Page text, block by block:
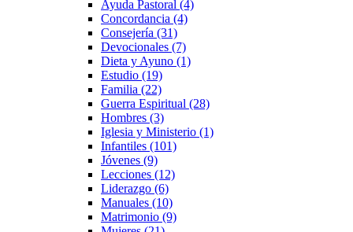
Ayuda Pastoral (4)
Concordancia (4)
Consejería (31)
Devocionales (7)
Dieta y Ayuno (1)
Estudio (19)
Familia (22)
Guerra Espiritual (28)
Hombres (3)
Iglesia y Ministerio (1)
Infantiles (101)
Jóvenes (9)
Lecciones (12)
Liderazgo (6)
Manuales (10)
Matrimonio (9)